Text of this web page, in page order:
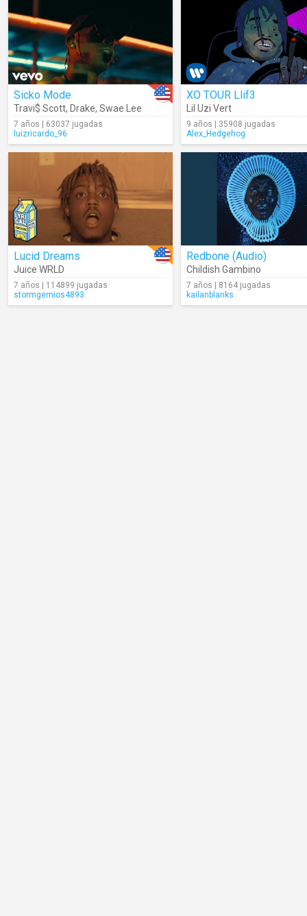
Sicko Mode
Travi$ Scott, Drake, Swae Lee
7 años | 63037 jugadas
luizricardo_96
XO TOUR Llif3
Lil Uzi Vert
9 años | 35908 jugadas
Alex_Hedgehog
Lucid Dreams
Juice WRLD
7 años | 114899 jugadas
stormgemios4893
Redbone (Audio)
Childish Gambino
7 años | 8164 jugadas
kailanblanks